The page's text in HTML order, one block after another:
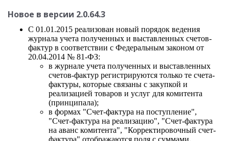
Новое в версии 2.0.64.3
С 01.01.2015 реализован новый порядок ведения
журнала учета полученных и выставленных счетов-
фактур в соответствии с Федеральным законом от
20.04.2014 № 81-ФЗ:
в журнале учета полученных и выставленных
счетов-фактур регистрируются только те счета-
фактуры, которые связаны с закупкой и
реализацией товаров и услуг для комитента
(принципала);
в формах "Счет-фактура на поступление",
"Счет-фактура на реализацию", "Счет-фактура
на аванс комитента", "Корректировочный счет-
фактура" отображаются поля с суммами,